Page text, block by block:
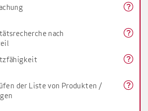
nach
der Liste von Produkten /